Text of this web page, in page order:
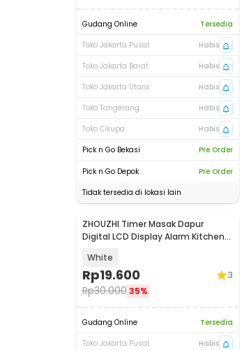
Gudang Online
Tersedia
Toko Jakarta Pusat
Habis
Toko Jakarta Barat
Habis
Toko Jakarta Utara
Habis
Toko Tangerang
Habis
Toko Cikupa
Habis
Pick n Go Bekasi
Pre Order
Pick n Go Depok
Pre Order
Tidak tersedia di lokasi lain
ZHOUZHI Timer Masak Dapur
Digital LCD Display Alarm Kitchen
White
Rp19.600
Rp30.000 35%
3
Gudang Online
Tersedia
Toko Jakarta Pusat
Habis